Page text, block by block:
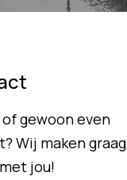
gewoon even
Wij maken graag
jou!